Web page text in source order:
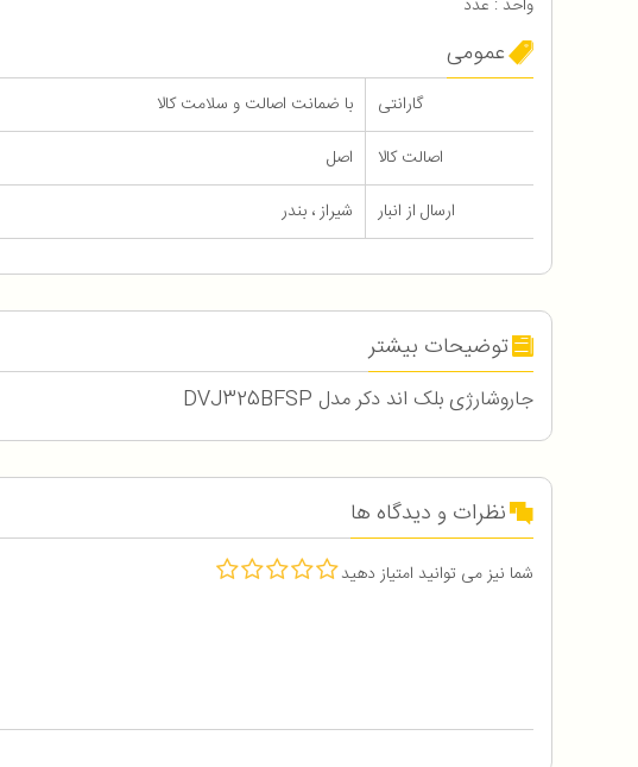
واحد : عدد
عمومی
گارانتی
با ضمانت اصالت و سلامت کالا
اصالت کالا
اصل
ارسال از انبار
شیراز ، بندر
توضیحات بیشتر
جاروشارژی بلک اند دکر مدل DVJ325BFSP
نظرات و دیدگاه ها
شما نیز می توانید امتیاز دهید